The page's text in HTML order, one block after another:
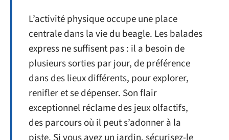
L’activité physique occupe une place
centrale dans la vie du beagle. Les balades
express ne suffisent pas : il a besoin de
plusieurs sorties par jour, de préférence
dans des lieux différents, pour explorer,
renifler et se dépenser. Son flair
exceptionnel réclame des jeux olfactifs,
des parcours où il peut s’adonner à la